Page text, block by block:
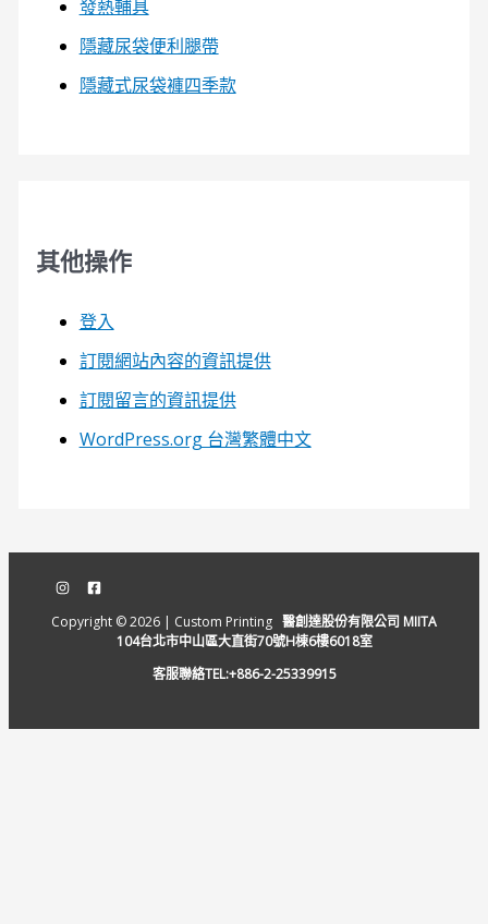
發熱輔具
隱藏尿袋便利腿帶
隱藏式尿袋褲四季款
其他操作
登入
訂閱網站內容的資訊提供
訂閱留言的資訊提供
WordPress.org 台灣繁體中文
Copyright © 2026 | Custom Printing 醫創達股份有限公司 MIITA
104台北市中山區大直街70號H棟6樓6018室
客服聯絡TEL:+886-2-25339915